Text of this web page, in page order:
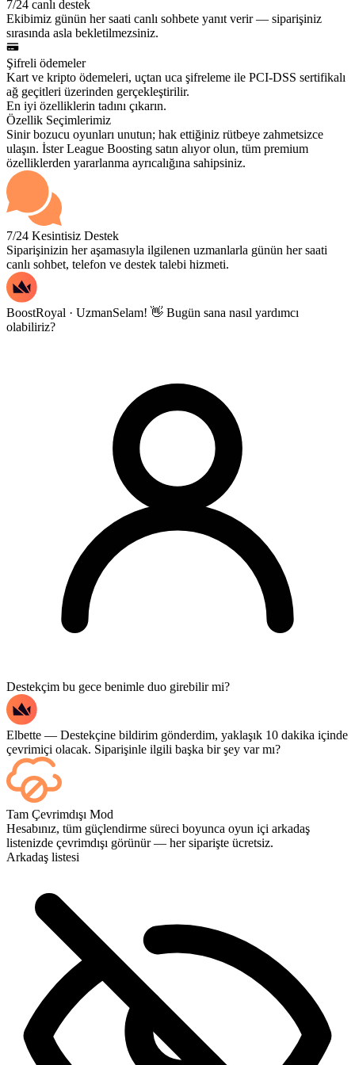
7/24 canlı destek
Ekibimiz günün her saati canlı sohbete yanıt verir — siparişiniz
sırasında asla bekletilmezsiniz.
Şifreli ödemeler
Kart ve kripto ödemeleri, uçtan uca şifreleme ile PCI-DSS sertifikalı
ağ geçitleri üzerinden gerçekleştirilir.
En iyi özelliklerin tadını çıkarın.
Özellik Seçimlerimiz
Sinir bozucu oyunları unutun; hak ettiğiniz rütbeye zahmetsizce
ulaşın. İster League Boosting satın alıyor olun, tüm premium
özelliklerden yararlanma ayrıcalığına sahipsiniz.
7/24 Kesintisiz Destek
Siparişinizin her aşamasıyla ilgilenen uzmanlarla günün her saati
canlı sohbet, telefon ve destek talebi hizmeti.
BoostRoyal · UzmanSelam! 👋 Bugün sana nasıl yardımcı
olabiliriz?
Destekçim bu gece benimle duo girebilir mi?
Elbette — Destekçine bildirim gönderdim, yaklaşık 10 dakika içinde
çevrimiçi olacak. Siparişinle ilgili başka bir şey var mı?
Evet; her maç bittiğinde kontrol panelinizde görünür. Eğer oyunları
bizzat izlemek isterseniz, ödeme sırasında Yayın İzleme (Streaming)
seçeneğini ekleyin.
Tam Çevrimdışı Mod
Hesabınız, tüm güçlendirme süreci boyunca oyun içi arkadaş
listenizde çevrimdışı görünür — her siparişte ücretsiz.
Arkadaş listesi